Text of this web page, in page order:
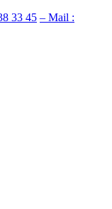
33 45 – Mail :